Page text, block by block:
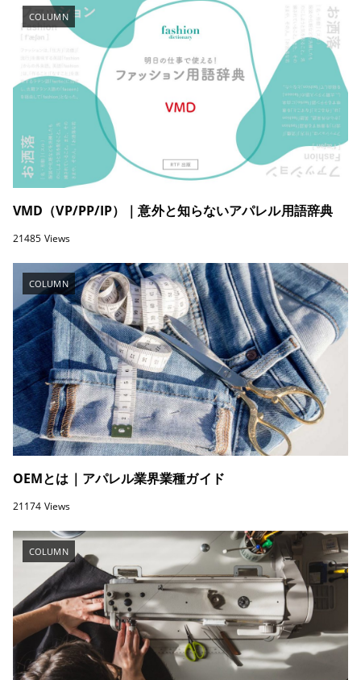
COLUMN
VMD（VP/PP/IP）｜意外と知らないアパレル用語辞典
21485 Views
COLUMN
OEMとは｜アパレル業界業種ガイド
21174 Views
COLUMN